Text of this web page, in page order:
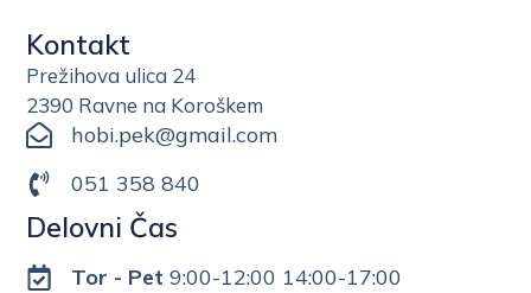
Kontakt
Prežihova ulica 24
2390 Ravne na Koroškem
hobi.pek@gmail.com
051 358 840
Delovni Čas
Tor - Pet 9:00-12:00 14:00-17:00